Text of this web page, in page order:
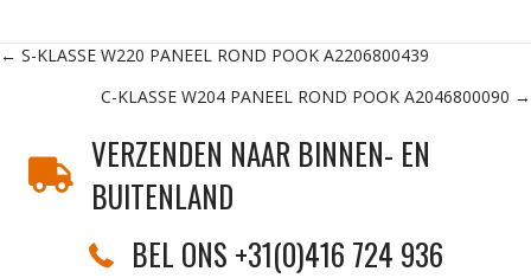
Posts
navigation
← S-KLASSE W220 PANEEL ROND POOK A2206800439
C-KLASSE W204 PANEEL ROND POOK A2046800090 →
VERZENDEN NAAR BINNEN- EN
BUITENLAND
BEL ONS +31(0)416 724 936